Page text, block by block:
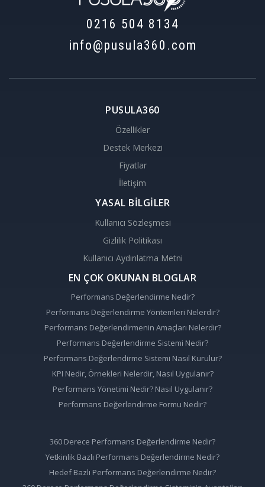
0216 504 8134
info@pusula360.com
PUSULA360
Özellikler
Destek Merkezi
Fiyatlar
İletişim
YASAL BİLGİLER
Kullanıcı Sözleşmesi
Gizlilik Politikası
Kullanıcı Aydınlatma Metni
EN ÇOK OKUNAN BLOGLAR
Performans Değerlendirme Nedir?
Performans Değerlendirme Yöntemleri Nelerdir?
Performans Değerlendirmenin Amaçları Nelerdir?
Performans Değerlendirme Sistemi Nedir?
Performans Değerlendirme Sistemi Nasıl Kurulur?
KPI Nedir, Örnekleri Nelerdir, Nasıl Uygulanır?
Performans Yönetimi Nedir? Nasıl Uygulanır?
Performans Değerlendirme Formu Nedir?
360 Derece Performans Değerlendirme Nedir?
Yetkinlik Bazlı Performans Değerlendirme Nedir?
Hedef Bazlı Performans Değerlendirme Nedir?